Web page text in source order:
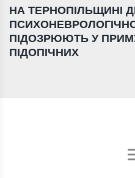
НА ТЕРНОПІЛЬЩИНІ
ПІДОЗРЮЮТЬ У
ПІДОПІЧНИХ